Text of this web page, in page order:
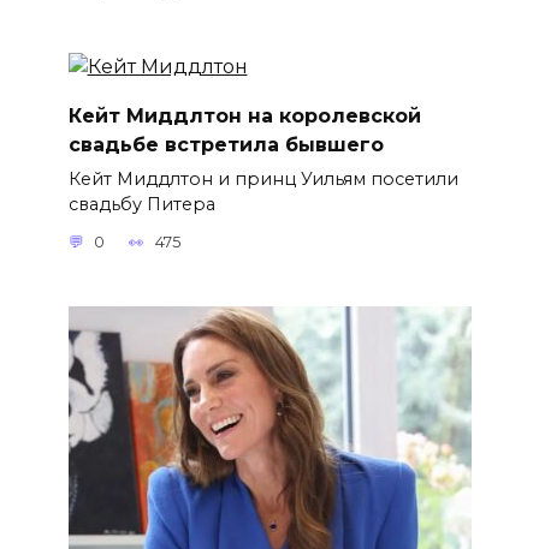
Кейт Миддлтон на королевской
свадьбе встретила бывшего
Кейт Миддлтон и принц Уильям посетили
свадьбу Питера
0 475